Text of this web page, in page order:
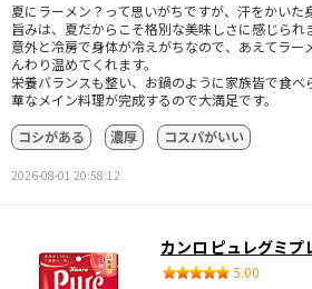
夏にラーメン？って思いがちですが、汗をかいた
旨みは、夏だからこそ格別な美味しさに感じられ
意外と冷房で身体が冷えがちなので、あえてラー
んわり温めてくれます。
栄養バランスも整い、お鍋のように家族皆で食
華なメイン料理が完成するので大満足です。
コシがある
濃厚 コスパがいい
2026-08-01 20:58:12
カンロ ピュレグミプ
5.00